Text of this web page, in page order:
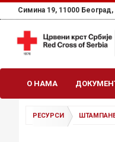
Симина 19, 11000 Београд,
О НАМА
РЕСУРСИ